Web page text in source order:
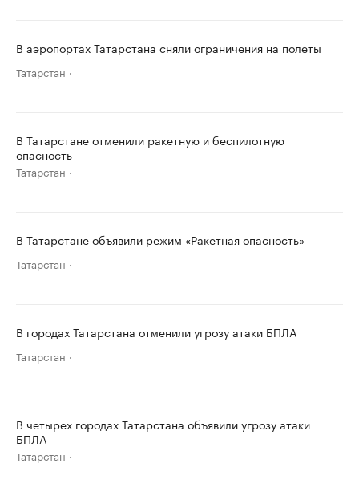
В аэропортах Татарстана сняли ограничения на полеты
Татарстан
В Татарстане отменили ракетную и беспилотную
опасность
Татарстан
В Татарстане объявили режим «Ракетная опасность»
Татарстан
В городах Татарстана отменили угрозу атаки БПЛА
Татарстан
В четырех городах Татарстана объявили угрозу атаки
БПЛА
Татарстан